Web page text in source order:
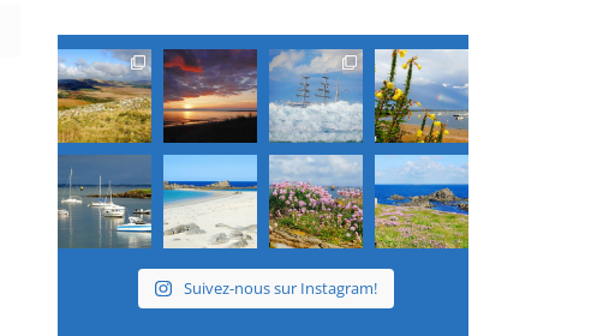
Suivez-nous sur Instagram!